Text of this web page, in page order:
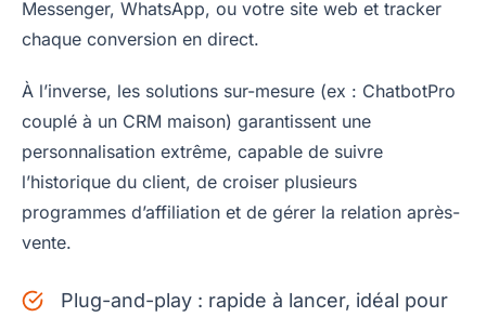
Messenger, WhatsApp, ou votre site web et tracker
chaque conversion en direct.
À l’inverse, les solutions sur-mesure (ex : ChatbotPro
couplé à un CRM maison) garantissent une
personnalisation extrême, capable de suivre
l’historique du client, de croiser plusieurs
programmes d’affiliation et de gérer la relation après-
vente.
Plug-and-play : rapide à lancer, idéal pour